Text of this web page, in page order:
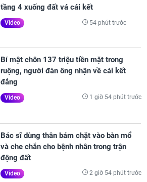
tầng 4 xuống đất vá cái kết
Video 54 phút trước
Bí mật chôn 137 triệu tiền mặt trong
ruộng, người đàn ông nhận về cái kết
đắng
Video 1 giờ 54 phút trước
Bác sĩ dùng thân bám chặt vào bàn mổ
và che chắn cho bệnh nhân trong trận
động đất
Video 2 giờ 54 phút trước